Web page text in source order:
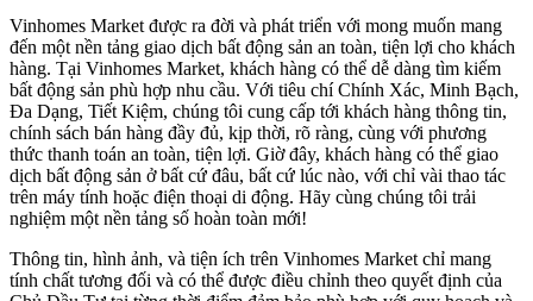
Vinhomes Market được ra đời và phát triển với mong muốn mang
đến một nền tảng giao dịch bất động sản an toàn, tiện lợi cho khách
hàng. Tại Vinhomes Market, khách hàng có thể dễ dàng tìm kiếm
bất động sản phù hợp nhu cầu. Với tiêu chí Chính Xác, Minh Bạch,
Đa Dạng, Tiết Kiệm, chúng tôi cung cấp tới khách hàng thông tin,
chính sách bán hàng đầy đủ, kịp thời, rõ ràng, cùng với phương
thức thanh toán an toàn, tiện lợi. Giờ đây, khách hàng có thể giao
dịch bất động sản ở bất cứ đâu, bất cứ lúc nào, với chỉ vài thao tác
trên máy tính hoặc điện thoại di động. Hãy cùng chúng tôi trải
nghiệm một nền tảng số hoàn toàn mới!
Thông tin, hình ảnh, và tiện ích trên Vinhomes Market chỉ mang
tính chất tương đối và có thể được điều chỉnh theo quyết định của